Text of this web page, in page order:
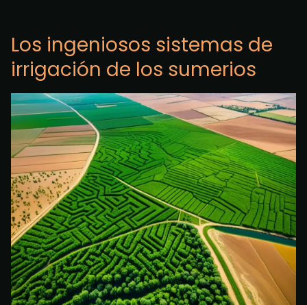
Los ingeniosos sistemas de
irrigación de los sumerios